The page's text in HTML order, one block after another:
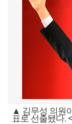
▲ 김무성 의원
표로 선출됐다.